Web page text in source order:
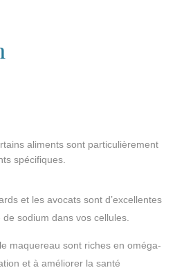
aliments sont particulièrement
spécifiques.
et les avocats sont d’excellentes
sodium dans vos cellules.
maquereau sont riches en oméga-
et à améliorer la santé